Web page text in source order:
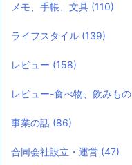
メモ、手帳、文具 (110)
ライフスタイル (139)
レビュー (158)
レビュー-食べ物、飲みもの
事業の話 (86)
合同会社設立・運営 (47)